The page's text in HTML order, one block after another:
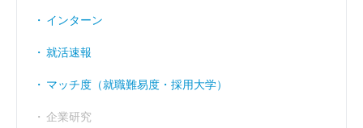
インターン
就活速報
マッチ度（就職難易度・採用大学）
企業研究